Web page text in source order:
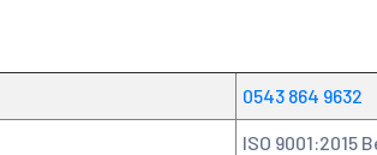
0543 864 9632
ISO 9001:2015